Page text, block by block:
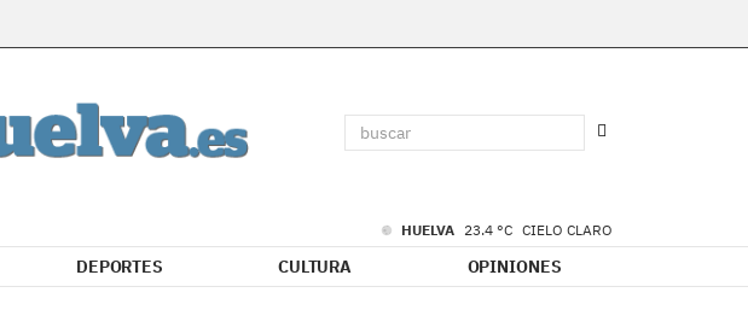
HUELVA 23.4 °C CIELO CLARO
DEPORTES CULTURA OPINIONES